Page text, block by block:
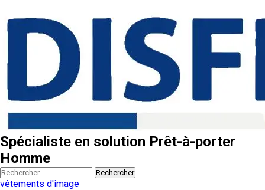
Spécialiste en solution Prêt-à-porter
Homme
Rechercher
vêtements d'image